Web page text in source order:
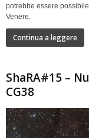
potrebbe essere
Venere.
Continua a leggere
ShaRA#15 –
CG38